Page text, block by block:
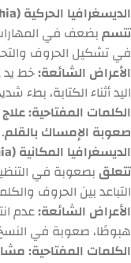
الديسغرافيا الحركية (Motor Dysgraphia):
تتسمبضعف في
في تشكيل الحروف
الأعراض الشائعة:خط يد
اليد أثناء الكتابة، بطء
الكلمات المفتاحية:
صعوبة الإمساك بالقلم.
الديسغرافيا المكانية (Spatial Dysgraphia):
تتعلق بصعوبة في
التباعد بين الحروف
الأعراض الشائعة:عدم
هبوطًا، صعوبة في
الكلمات المفتاحية: